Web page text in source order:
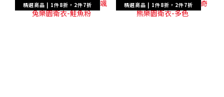
精選商品 | 1件8折，2件7折 精選商品 | 1件8折，2件7折